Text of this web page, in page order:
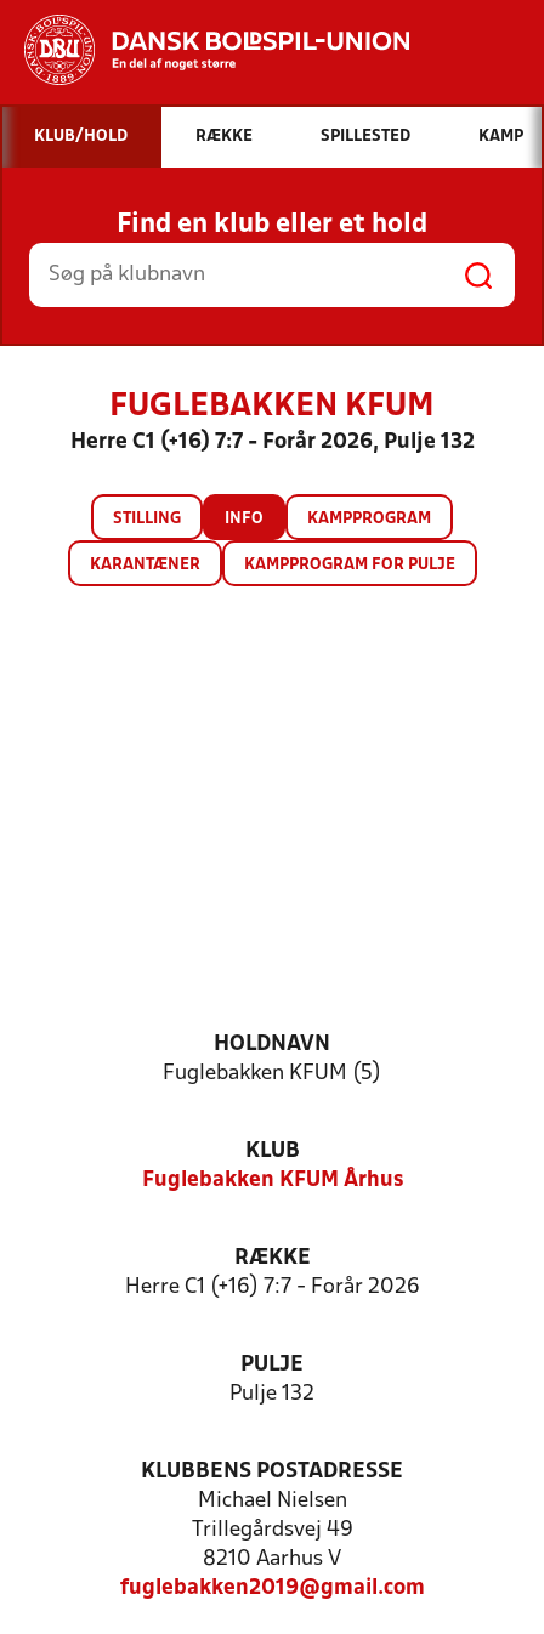
Hvad vil du søge efter?
INDHOLD OG NYHEDER
STILLINGER, RESULTATER, KLUBBER OG
HOLD
KLUB/HOLD RÆKKE SPILLESTED KAMP
Find en klub eller et hold
FUGLEBAKKEN KFUM
Herre C1 (+16) 7:7 - Forår 2026, Pulje 132
STILLING INFO KAMPPROGRAM
KARANTÆNER KAMPPROGRAM FOR PULJE
HOLDNAVN
Fuglebakken KFUM (5)
KLUB
Fuglebakken KFUM Århus
RÆKKE
Herre C1 (+16) 7:7 - Forår 2026
PULJE
Pulje 132
KLUBBENS POSTADRESSE
Michael Nielsen
Trillegårdsvej 49
8210 Aarhus V
fuglebakken2019@gmail.com